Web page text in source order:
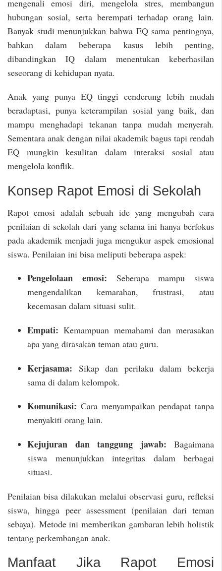
mengenali emosi diri, mengelola stres, membangun
hubungan sosial, serta berempati terhadap orang lain.
Banyak studi menunjukkan bahwa EQ sama pentingnya,
bahkan dalam beberapa kasus lebih penting,
dibandingkan IQ dalam menentukan keberhasilan
seseorang di kehidupan nyata.
Anak yang punya EQ tinggi cenderung lebih mudah
beradaptasi, punya keterampilan sosial yang baik, dan
mampu menghadapi tekanan tanpa mudah menyerah.
Sementara anak dengan nilai akademik bagus tapi rendah
EQ mungkin kesulitan dalam interaksi sosial atau
mengelola konflik.
Konsep Rapot Emosi di Sekolah
Rapot emosi adalah sebuah ide yang mengubah cara
penilaian di sekolah dari yang selama ini hanya berfokus
pada akademik menjadi juga mengukur aspek emosional
siswa. Penilaian ini bisa meliputi beberapa aspek:
Pengelolaan emosi: Seberapa mampu siswa
mengendalikan kemarahan, frustrasi, atau
kecemasan dalam situasi sulit.
Empati: Kemampuan memahami dan merasakan
apa yang dirasakan teman atau guru.
Kerjasama: Sikap dan perilaku dalam bekerja
sama di dalam kelompok.
Komunikasi: Cara menyampaikan pendapat tanpa
menyakiti orang lain.
Kejujuran dan tanggung jawab: Bagaimana
siswa menunjukkan integritas dalam berbagai
situasi.
Penilaian bisa dilakukan melalui observasi guru, refleksi
siswa, hingga peer assessment (penilaian dari teman
sebaya). Metode ini memberikan gambaran lebih holistik
tentang perkembangan anak.
Manfaat Jika Rapot Emosi